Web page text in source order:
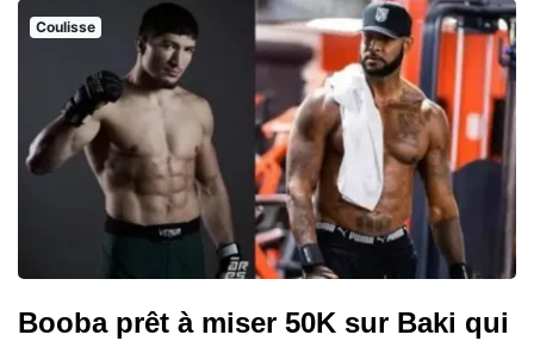
Coulisse
Booba prêt à miser 50K sur Baki qui